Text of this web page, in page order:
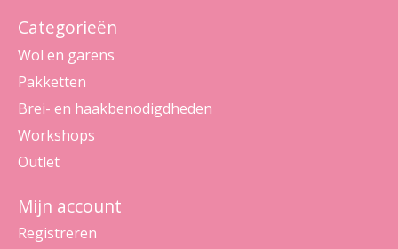
Categorieën
Wol en garens
Pakketten
Brei- en haakbenodigdheden
Workshops
Outlet
Mijn account
Registreren